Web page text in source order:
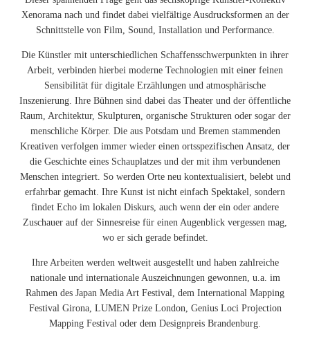
Xenorama nach und findet dabei vielfältige Ausdrucksformen an der
Schnittstelle von Film, Sound, Installation und Performance.
Die Künstler mit unterschiedlichen Schaffensschwerpunkten in ihrer
Arbeit, verbinden hierbei moderne Technologien mit einer feinen
Sensibilität für digitale Erzählungen und atmosphärische
Inszenierung. Ihre Bühnen sind dabei das Theater und der öffentliche
Raum, Architektur, Skulpturen, organische Strukturen oder sogar der
menschliche Körper. Die aus Potsdam und Bremen stammenden
Kreativen verfolgen immer wieder einen ortsspezifischen Ansatz, der
die Geschichte eines Schauplatzes und der mit ihm verbundenen
Menschen integriert. So werden Orte neu kontextualisiert, belebt und
erfahrbar gemacht. Ihre Kunst ist nicht einfach Spektakel, sondern
findet Echo im lokalen Diskurs, auch wenn der ein oder andere
Zuschauer auf der Sinnesreise für einen Augenblick vergessen mag,
wo er sich gerade befindet.
Ihre Arbeiten werden weltweit ausgestellt und haben zahlreiche
nationale und internationale Auszeichnungen gewonnen, u.a. im
Rahmen des Japan Media Art Festival, dem International Mapping
Festival Girona, LUMEN Prize London, Genius Loci Projection
Mapping Festival oder dem Designpreis Brandenburg.